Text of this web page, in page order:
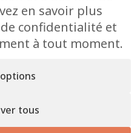
en savoir plus
confidentialité et
à tout moment.
tous